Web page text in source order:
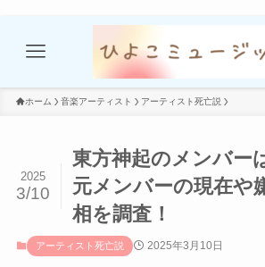
ホーム 音楽アーティスト アーティスト死亡説
東方神起のメンバー
元メンバーの現在や
相を調査！
2025
3/10
アーティスト死亡説 2025年3月10日